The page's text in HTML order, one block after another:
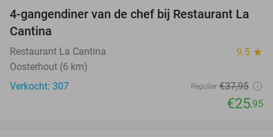
32%
4-gangendiner van de chef bij Restaurant La
Cantina
Restaurant La Cantina 9.5 star
Oosterhout (6 km)
Verkocht: 307
Regulier €37,95
€25,95